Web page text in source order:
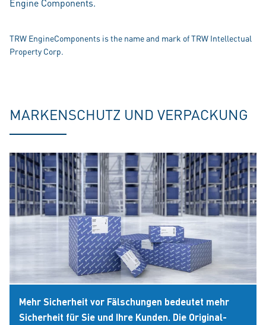
Engine Components.
TRW EngineComponents is the name and mark of TRW Intellectual
Property Corp.
MARKENSCHUTZ UND VERPACKUNG
Mehr Sicherheit vor Fälschungen bedeutet mehr
Sicherheit für Sie und Ihre Kunden. Die Original-